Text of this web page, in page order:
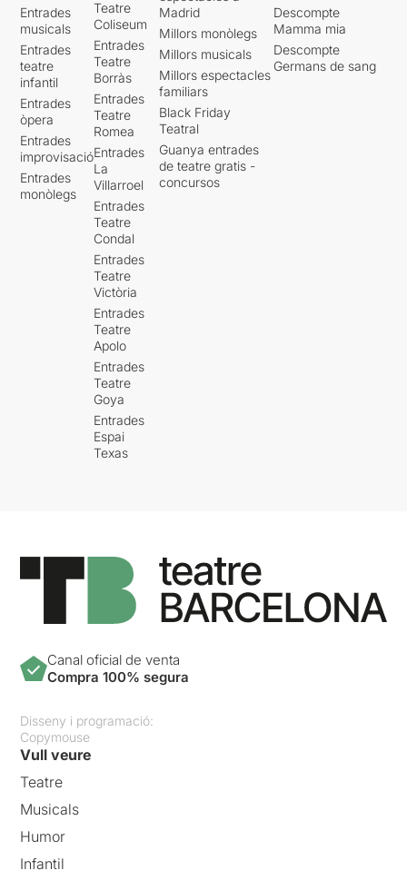
d’ànim, les seves pors i els
seus desitjos, en la darrera
etapa de les seves vides, ha
estat realment increïble.
Jo de vosaltres no m’ho
perdria. Quatre dies de
representació. L’aforament
de la sala és limitat i les
entrades s’exhaureixen de
Entrades
musicals
Entrades
teatre
infantil
Entrades
òpera
Entrades
improvisació
Entrades
monòlegs
Teatre
Coliseum
Entrades
Teatre
Borràs
Entrades
Teatre
Romea
Entrades
La
Villarroel
Entrades
Teatre
Condal
Entrades
Teatre
Victòria
Entrades
Teatre
Apolo
Entrades
Teatre
Goya
Entrades
Espai
Texas
Madrid
Millors monòlegs
Millors musicals
Millors espectacles
familiars
Black Friday
Teatral
Guanya entrades
de teatre gratis -
concursos
Descompte
Mamma mia
Descompte
Germans de sang
Canal oficial de venta
Compra 100% segura
Disseny i programació:
Copymouse
Vull veure
Teatre
Musicals
Humor
Infantil